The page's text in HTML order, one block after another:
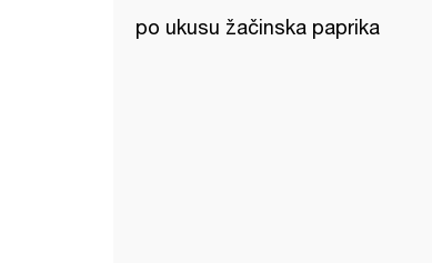
po ukusu žačinska paprika